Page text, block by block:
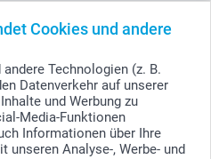
Cookies und andere
Technologien (z. B.
Datenverkehr auf unserer
und Werbung zu
Media-Funktionen
Informationen über Ihre
unseren Analyse-, Werbe- und
Rechte vorbehalten.
inkl. MwSt. und zzgl. Versandkosten.